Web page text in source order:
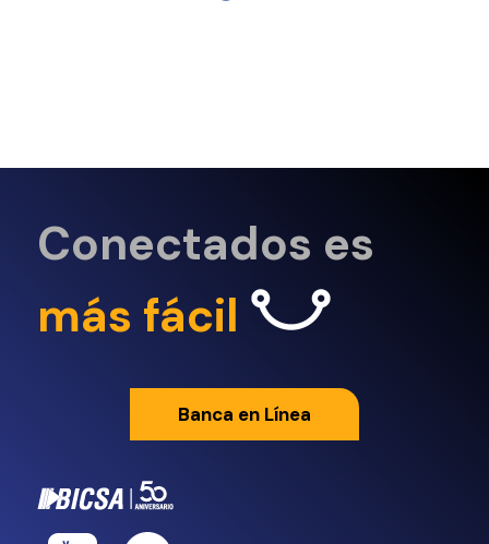
Conectados es
más fácil
Banca en Línea